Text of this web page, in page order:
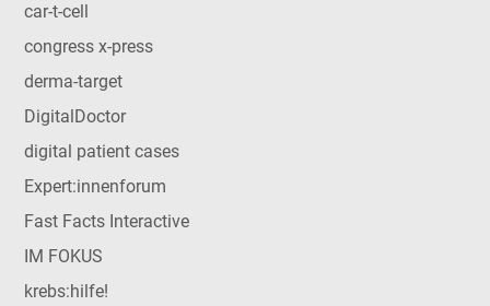
car-t-cell
congress x-press
derma-target
DigitalDoctor
digital patient cases
Expert:innenforum
Fast Facts Interactive
IM FOKUS
krebs:hilfe!